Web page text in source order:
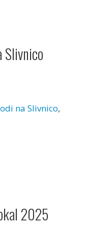
Slivnico
na Slivnico,
2025